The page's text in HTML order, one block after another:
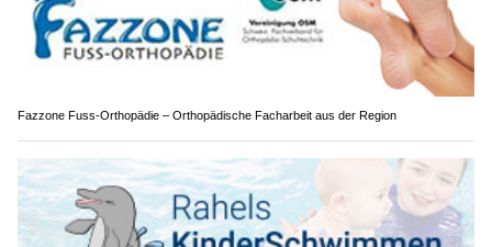
Fazzone Fuss-Orthopädie – Orthopädische Facharbeit aus der Region